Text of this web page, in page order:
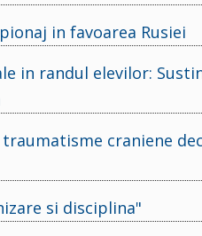
in favoarea Rusiei
in randul elevilor:
craniene
si disciplina"